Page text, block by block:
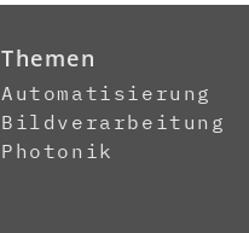
Themen
Automatisierung
Bildverarbeitung
Photonik